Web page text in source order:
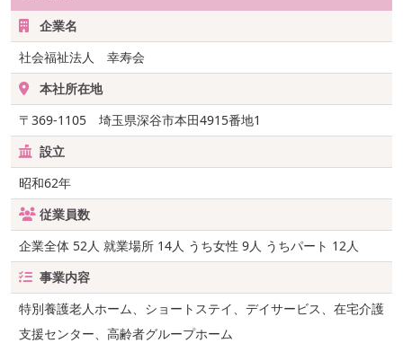
企業名
社会福祉法人 幸寿会
本社所在地
〒369-1105 埼玉県深谷市本田4915番地1
設立
昭和62年
従業員数
企業全体 52人 就業場所 14人 うち女性 9人 うちパート 12人
事業内容
特別養護老人ホーム、ショートステイ、デイサービス、在宅介護
支援センター、高齢者グループホーム